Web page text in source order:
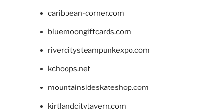
caribbean-corner.com
bluemoongiftcards.com
rivercitysteampunkexpo.com
kchoops.net
mountainsideskateshop.com
kirtlandcitytavern.com